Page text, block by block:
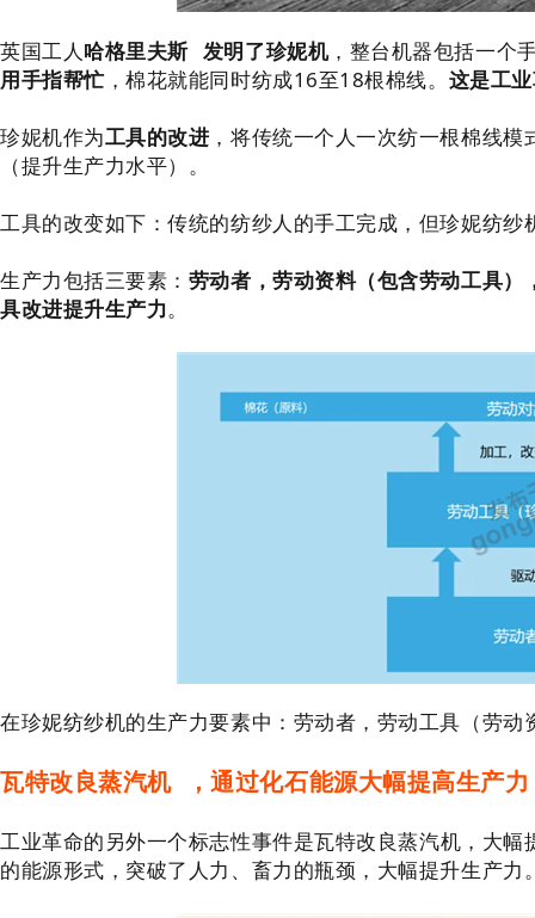
英国工人哈格里夫斯 发明了珍妮机，整台机器包括一个
用手指帮忙，棉花就能同时纺成16至18根棉线。 这是工
珍妮机作为工具的改进 ，将传统一个人一次纺一根棉线
（提升生产力水平）。
工具的改变如下：传统的纺纱人的手工完成，但珍妮纺纱
生产力包括三要素： 劳动者，劳动资料（包含劳动工具）
具改进提升生产力。
在珍妮纺纱机的生产力要素中：劳动者，劳动工具（劳
瓦特改良蒸汽机 ，通过化石能源大幅提高生产力
工业革命的另外一个标志性事件是瓦特改良蒸汽机，大
的能源形式，突破了人力、畜力的瓶颈，大幅提升生产力